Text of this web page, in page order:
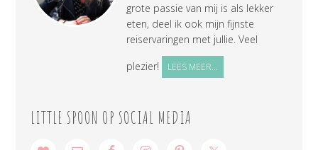
grote passie van mij is als lekker
eten, deel ik ook mijn fijnste
reiservaringen met jullie. Veel
plezier!
LEES MEER...
LITTLE SPOON OP SOCIAL MEDIA